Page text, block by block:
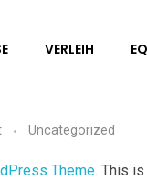
VERLEIH
Uncategorized
Theme. This